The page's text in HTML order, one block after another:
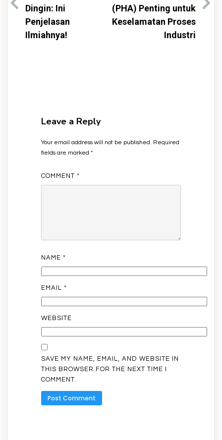
Dingin: Ini
Penjelasan
Ilmiahnya!
(PHA) Penting untuk
Keselamatan Proses
Industri
Leave a Reply
Your email address will not be published. Required
fields are marked *
COMMENT *
NAME *
EMAIL *
WEBSITE
SAVE MY NAME, EMAIL, AND WEBSITE IN
THIS BROWSER FOR THE NEXT TIME I
COMMENT.